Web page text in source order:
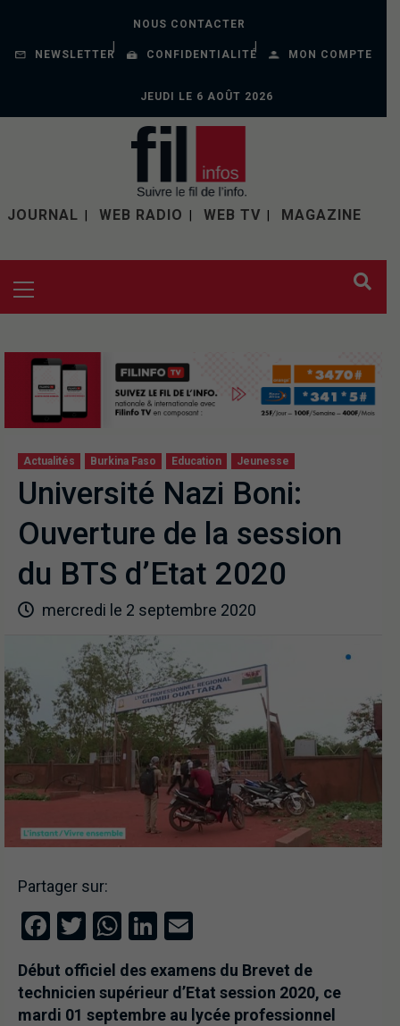
NOUS CONTACTER
NEWSLETTER CONFIDENTIALITÉ MON COMPTE
JEUDI LE 6 AOÛT 2026
JOURNAL WEB RADIO WEB TV MAGAZINE
Actualités Burkina Faso Education Jeunesse
Université Nazi Boni:
Ouverture de la session
du BTS d’Etat 2020
mercredi le 2 septembre 2020
Partager sur:
Facebook
TwitterWhatsApp
LinkedIn
Début officiel des examens du Brevet de
technicien supérieur d’Etat session 2020, ce
mardi 01 septembre au lycée professionnel